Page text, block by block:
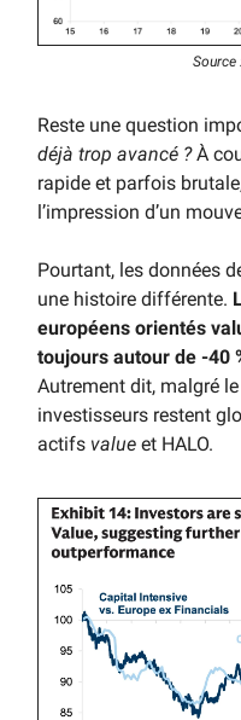
Source
Reste une question
déjà trop avancé ?À
rapide et parfois
l’impression d’un
Pourtant, les données
une histoire différente.
européens orientés
toujours autour de -40
Autrement dit, malgré
investisseurs restent
actifs value et HALO.